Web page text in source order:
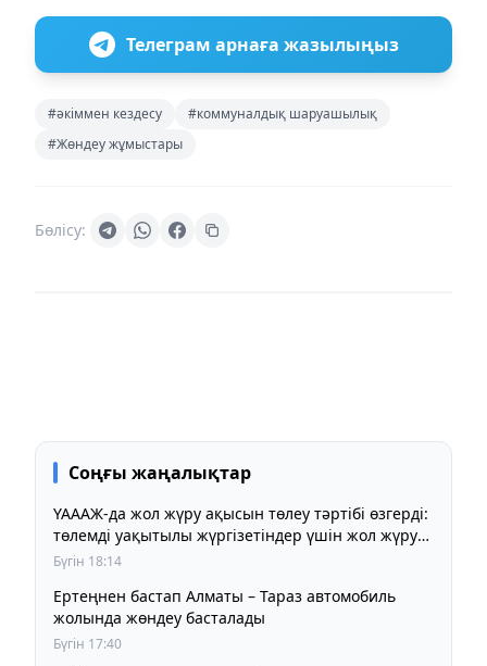
Телеграм арнаға жазылыңыз
#әкіммен кездесу
#коммуналдық шаруашылық
#Жөндеу жұмыстары
Бөлісу:
Соңғы жаңалықтар
ҮАААЖ-да жол жүру ақысын төлеу тәртібі өзгерді:
төлемді уақытылы жүргізетіндер үшін жол жүру
құны бұрынғы деңгейде сақталады
Бүгін 18:14
Ертеңнен бастап Алматы – Тараз автомобиль
жолында жөндеу басталады
Бүгін 17:40